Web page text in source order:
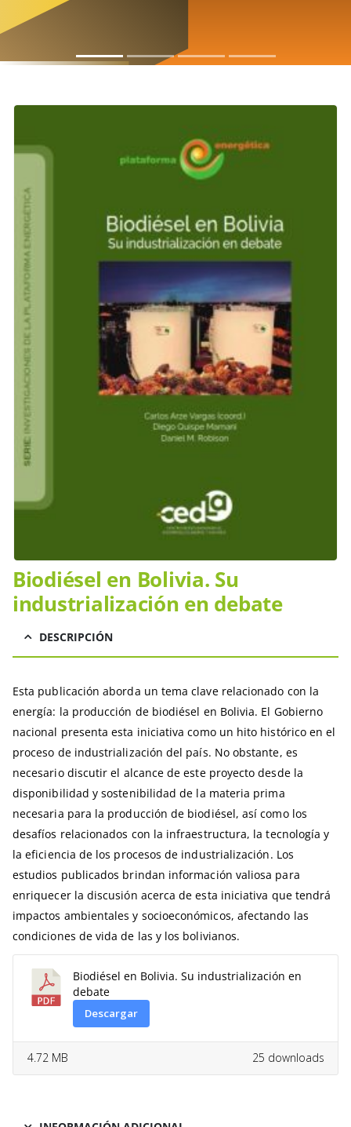
Biodiésel en Bolivia. Su
industrialización en debate
DESCRIPCIÓN
Esta publicación aborda un tema clave relacionado con la
energía: la producción de biodiésel en Bolivia. El Gobierno
nacional presenta esta iniciativa como un hito histórico en el
proceso de industrialización del país. No obstante, es
necesario discutir el alcance de este proyecto desde la
disponibilidad y sostenibilidad de la materia prima
necesaria para la producción de biodiésel, así como los
desafíos relacionados con la infraestructura, la tecnología y
la eficiencia de los procesos de industrialización. Los
estudios publicados brindan información valiosa para
enriquecer la discusión acerca de esta iniciativa que tendrá
impactos ambientales y socioeconómicos, afectando las
condiciones de vida de las y los bolivianos.
Biodiésel en Bolivia. Su industrialización en
debate
Descargar
25 downloads
4.72 MB